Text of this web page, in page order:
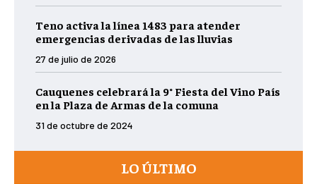
Teno activa la línea 1483 para atender
emergencias derivadas de las lluvias
27 de julio de 2026
Cauquenes celebrará la 9° Fiesta del Vino País
en la Plaza de Armas de la comuna
31 de octubre de 2024
LO ÚLTIMO